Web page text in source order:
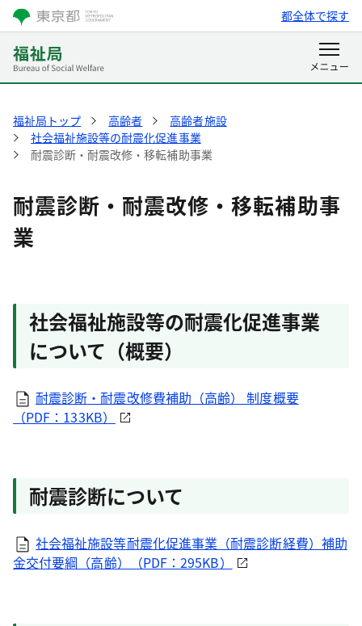
都全体で探す
福祉局トップ 高齢者
高齢者施設
社会福祉施設等の耐震化促進事業
耐震診断・耐震改修・移転補助事業
耐震診断・耐震改修・移転補助事
業
社会福祉施設等の耐震化促進事業
について（概要）
耐震診断・耐震改修費補助（高齢） 制度概要
（PDF：133KB）
耐震診断について
社会福祉施設等耐震化促進事業（耐震診断経費）補助
金交付要綱（高齢）（PDF：295KB）